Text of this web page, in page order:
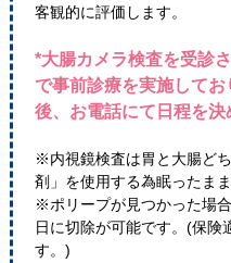
客観的に評価します。
*大腸カメラ検査を受診
で事前診療を実施して
後、お電話にて日程を
※内視鏡検査は胃と大腸ど
剤」を使用する為眠ったま
※ポリープが見つかった場
日に切除が可能です。(保険
す。)